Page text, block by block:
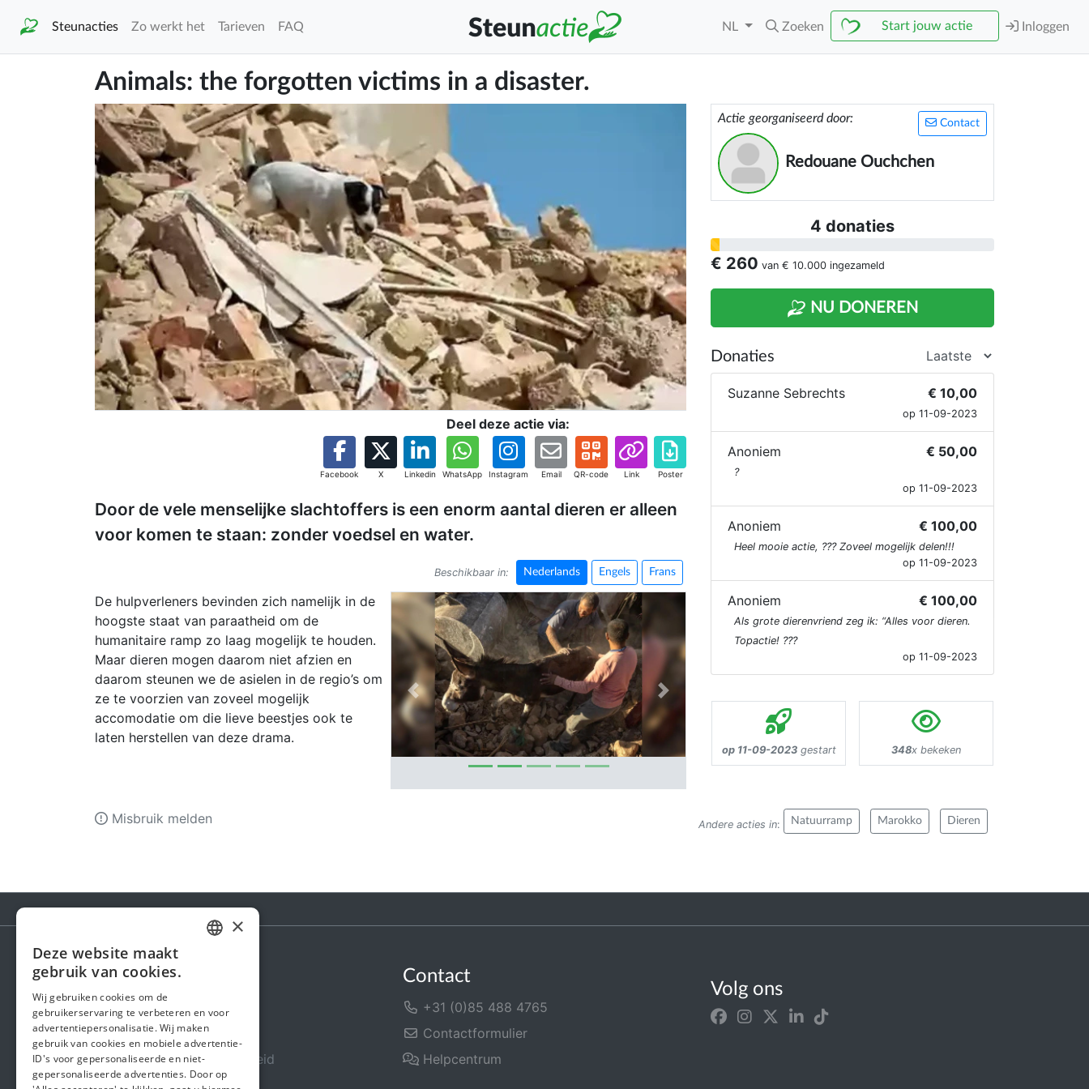
Steunacties Zo werkt het Tarieven FAQ NL Zoeken Start jouw actie Inloggen
Animals: the forgotten victims in a disaster.
Deel deze actie via:
Facebook X Linkedin WhatsApp Instagram Email QR-code Link Poster
Door de vele menselijke slachtoffers is een enorm aantal dieren er alleen
voor komen te staan: zonder voedsel en water.
Beschikbaar in: Nederlands Engels Frans
Previous Next
De hulpverleners bevinden zich namelijk in de
hoogste staat van paraatheid om de
humanitaire ramp zo laag mogelijk te houden.
Maar dieren mogen daarom niet afzien en
daarom steunen we de asielen in de regio’s om
ze te voorzien van zoveel mogelijk
accomodatie om die lieve beestjes ook te
laten herstellen van deze drama.
Contact
Actie georganiseerd door:
Redouane Ouchchen
4 donaties
€ 260 van € 10.000 ingezameld
NU DONEREN
Donaties
Suzanne Sebrechts € 10,00
op 11-09-2023
Anoniem € 50,00
?
op 11-09-2023
Anoniem € 100,00
Heel mooie actie, ??? Zoveel mogelijk delen!!!
op 11-09-2023
Anoniem € 100,00
Als grote dierenvriend zeg ik: “Alles voor dieren.
Topactie! ???
op 11-09-2023
op 11-09-2023gestart 348x bekeken
Andere acties in: Natuurramp Marokko Dieren
Misbruik melden
Steunactie
Over ons
In de media
Veiligheid & Betrouwbaarheid
Algemene voorwaarden
Contact
+31 (0)85 488 4765
Contactformulier
Helpcentrum
Volg ons
ENGLISH
×
Deze website maakt
gebruik van cookies.
Wij gebruiken cookies om de
gebruikerservaring te verbeteren en voor
advertentiepersonalisatie. Wij maken
gebruik van cookies en mobiele advertentie-
ID's voor gepersonaliseerde en niet-
gepersonaliseerde advertenties. Door op